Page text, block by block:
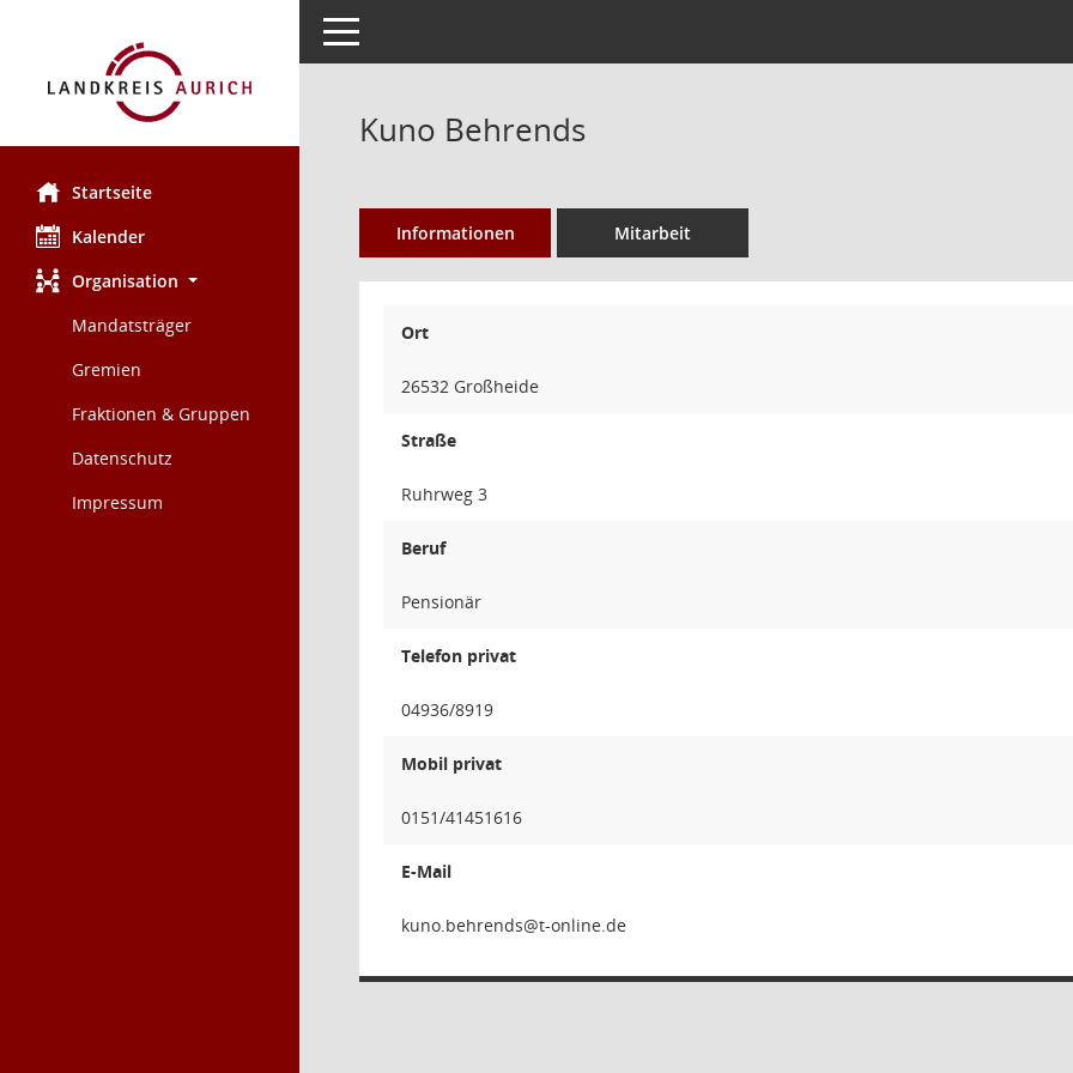
Startseite
Kalender
Organisation
Mandatsträger
Gremien
Fraktionen & Gruppen
Datenschutz
Impressum
Toggle navigation
Kuno Behrends
Informationen Mitarbeit
Ort
26532 Großheide
Straße
Ruhrweg 3
Beruf
Pensionär
Telefon privat
04936/8919
Mobil privat
0151/41451616
E-Mail
sdnerh